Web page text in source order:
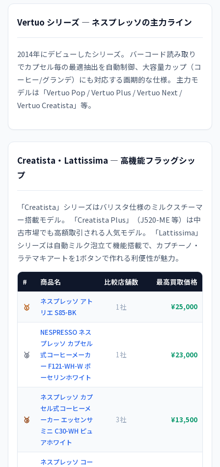
Vertuo シリーズ — ネスプレッソの主力ライン
2014年にデビューしたシリーズ。 バーコード読み取り
でカプセル毎の最適抽出を自動制御、大容量カップ（コ
ーヒー/グランデ）にも対応する画期的な仕様。 主力モ
デルは「Vertuo Pop / Vertuo Plus / Vertuo Next /
Vertuo Creatista」等。
Creatista・Lattissima — 高機能フラッグシッ
プ
「Creatista」シリーズはバリスタ仕様のミルクスチーマ
ー搭載モデル。 「Creatista Plus」（J520-ME 等）は中
古市場でも高額取引される人気モデル。 「Lattissima」
シリーズは自動ミルク泡立て機能搭載で、カプチーノ・
ラテマキアートを1ボタンで作れる利便性が魅力。
# 商品名 比較店舗数 最高買取価格
🥇
ネスプレッソ アト
リエ S85-BK
1社 ¥25,000
🥈
NESPRESSO ネス
プレッソ カプセル
式コーヒーメーカ
ー F121-WH-W ポ
ーセリンホワイト
1社 ¥23,000
🥉
ネスプレッソ カプ
セル式コーヒーメ
ーカー エッセンサ
ミニ C30-WH ピュ
アホワイト
3社 ¥13,500
ネスプレッソ コー